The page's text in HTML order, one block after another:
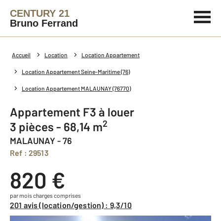
CENTURY 21
Bruno Ferrand
Accueil Location Location Appartement
Location Appartement Seine-Maritime (76)
Location Appartement MALAUNAY (76770)
Appartement F3 à louer
3 pièces - 68,14 m2
MALAUNAY - 76
Ref : 29513
820 €
par mois charges comprises
201 avis (location/gestion) : 9,3/10